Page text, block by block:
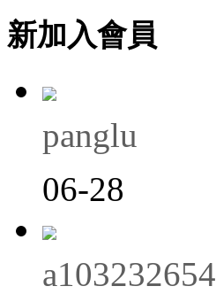
新加入會員
panglu
06-28
a103232654